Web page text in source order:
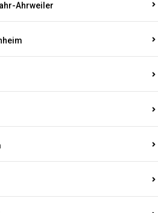
Ahrweiler